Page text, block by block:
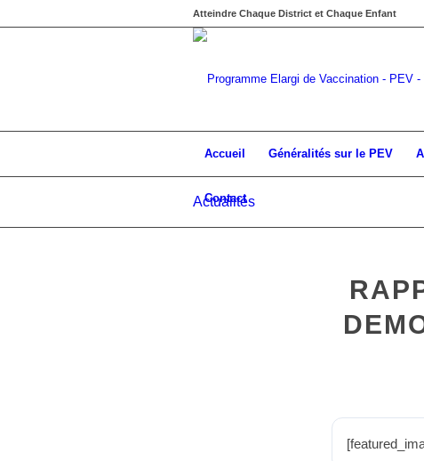
Atteindre Chaque District et Chaque Enfant
Accueil Généralités sur le PEV
Contact
Actualités